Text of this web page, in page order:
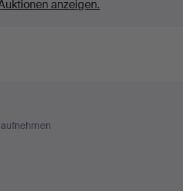
anzeigen.